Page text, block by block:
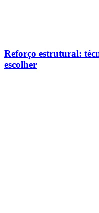
Reforço estrutural:
escolher